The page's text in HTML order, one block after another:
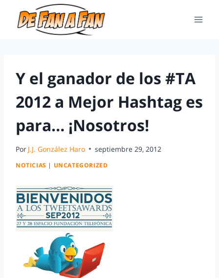
Y el ganador de los #TA
2012 a Mejor Hashtag es
para… ¡Nosotros!
Por J.J. González Haro septiembre 29, 2012
NOTICIAS | UNCATEGORIZED